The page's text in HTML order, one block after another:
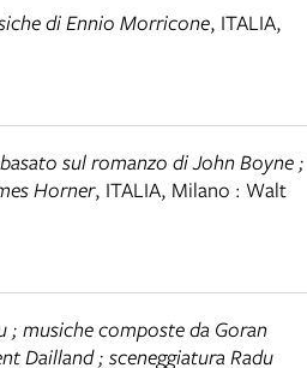
di Ennio Morricone, ITALIA,
sul romanzo di John Boyne ;
Horner, ITALIA, Milano : Walt
; musiche composte da Goran
Dailland ; sceneggiatura Radu